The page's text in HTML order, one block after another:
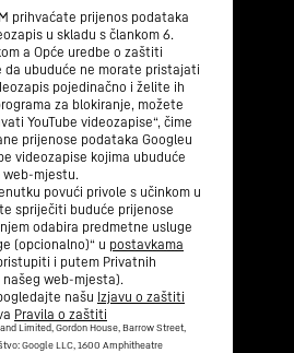
prihvaćate prijenos podataka
u skladu s člankom 6.
a Opće uredbe o zaštiti
da ubuduće ne morate pristajati
pojedinačno i želite ih
za blokiranje, možete
YouTube videozapise“, čime
prijenose podataka Googleu
videozapise kojima ubuduće
mjestu.
povući privole s učinkom u
spriječiti buduće prijenose
odabira predmetne usluge
(opcionalno)“ u postavkama
i putem Privatnih
web-mjesta).
našu Izjavu o zaštiti
Pravila o zaštiti
Limited, Gordon House, Barrow Street,
Google LLC, 1600 Amphitheatre